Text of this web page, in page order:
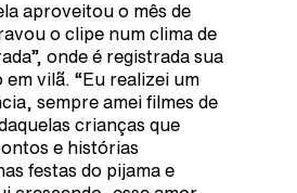
aproveitou o mês de
o clipe num clima de
onde é registrada sua
vilã. “Eu realizei um
sempre amei filmes de
crianças que
e histórias
festas do pijama e